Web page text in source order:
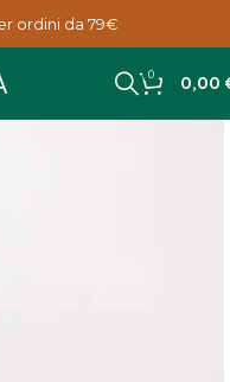
ordini da 79€
0 0,00